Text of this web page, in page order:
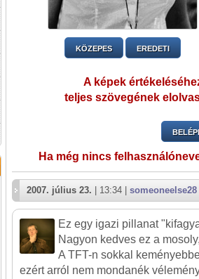
KÖZEPES EREDETI
A képek
teljes szövegének
Ha még nincs
2007. július 23. | 13:34 | someoneelse28
Ez egy igazi pillanat
Nagyon kedves ez a
A TFT-n sokkal
ezért arról nem mondanék